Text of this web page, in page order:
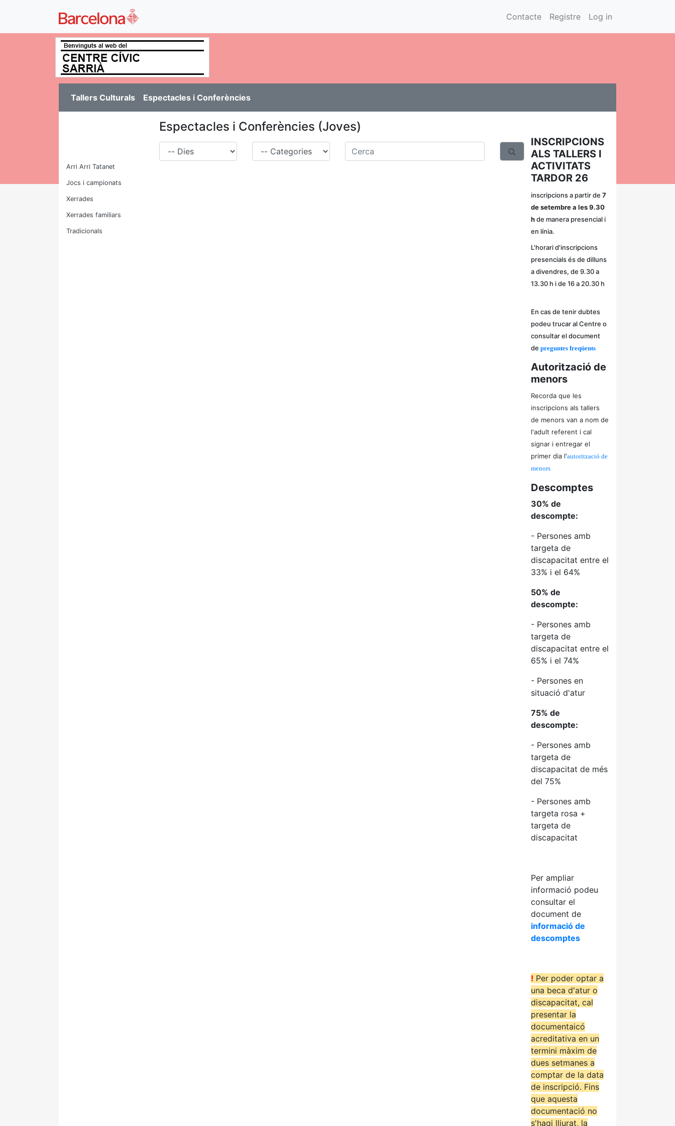
Contacte Registre Log in
Tallers Culturals Espectacles i Conferències
Arri Arri Tatanet
Jocs i campionats
Xerrades
Xerrades familiars
Tradicionals
Espectacles i Conferències (Joves)
Cerca
INSCRIPCIONS
ALS TALLERS I
ACTIVITATS
TARDOR 26
inscripcions a partir de 7
de setembre a les 9.30
hde manera presencial i
en línia.
L'horari d'inscripcions
presencials és de dilluns
a divendres, de 9.30 a
13.30 h i de 16 a 20.30 h
En cas de tenir dubtes
podeu trucar al Centre o
consultar el document
de preguntes freqüents
Autorització de
menors
Recorda que les
inscripcions als tallers
de menors van a nom de
l'adult referent i cal
signar i entregar el
primer dia l'autorització de
menors
Descomptes
30% de
descompte:
- Persones amb
targeta de
discapacitat entre el
33% i el 64%
50% de
descompte:
- Persones amb
targeta de
discapacitat entre el
65% i el 74%
- Persones en
situació d'atur
75% de
descompte:
- Persones amb
targeta de
discapacitat de més
del 75%
- Persones amb
targeta rosa +
targeta de
discapacitat
Per ampliar
informació podeu
consultar el
document de
informació de
descomptes
! Per poder optar a
una beca d'atur o
discapacitat, cal
presentar la
documentaicó
acreditativa en un
termini màxim de
dues setmanes a
comptar de la data
de inscripció. Fins
que aquesta
documentació no
s'hagi lliurat, la